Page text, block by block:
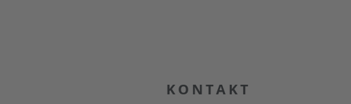
KONTAKT